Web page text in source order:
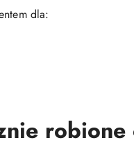
dla: